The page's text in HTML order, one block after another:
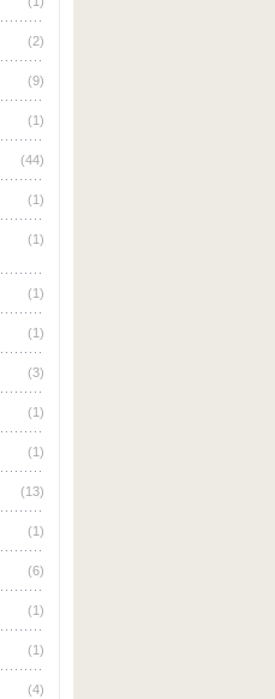
(2)
(9)
(1)
(44)
(1)
(1)
(1)
(1)
(3)
(1)
(1)
(13)
(1)
(6)
(1)
(1)
(4)